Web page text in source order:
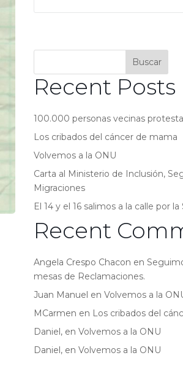
Buscar
Recent Posts
100.000 personas vecinas
Los cribados del cáncer de mama
Volvemos a la ONU
Carta al Ministerio de Inclusión,
Migraciones
El 14 y el 16 salimos a la calle por la
Recent
Angela Crespo Chacon en
mesas de Reclamaciones.
Juan Manuel enVolvemos a la
MCarmen en Los cribados del
Daniel, enVolvemos a la ONU
Daniel, enVolvemos a la ONU